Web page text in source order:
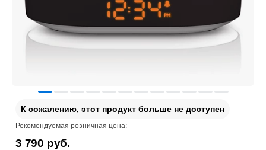
К сожалению, этот продукт больше не доступен
Рекомендуемая розничная цена:
3 790 руб.